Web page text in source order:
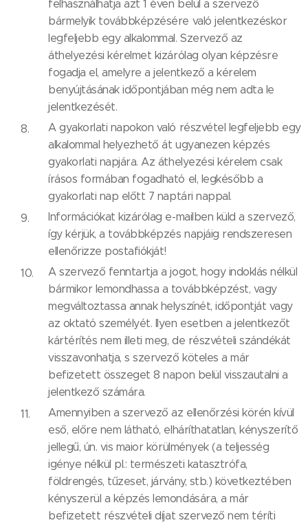
felhasználhatja azt 1 éven belül a szervező
bármelyik továbbképzésére való jelentkezéskor
legfeljebb egy alkalommal. Szervező az
áthelyezési kérelmet kizárólag olyan képzésre
fogadja el, amelyre a jelentkező a kérelem
benyújtásának időpontjában még nem adta le
jelentkezését.
A gyakorlati napokon való részvétel legfeljebb egy
alkalommal helyezhető át ugyanezen képzés
gyakorlati napjára. Az áthelyezési kérelem csak
írásos formában fogadható el, legkésőbb a
gyakorlati nap előtt 7 naptári nappal.
Információkat kizárólag e-mailben küld a szervező,
így kérjük, a továbbképzés napjáig rendszeresen
ellenőrizze postafiókját!
A szervező fenntartja a jogot, hogy indoklás nélkül
bármikor lemondhassa a továbbképzést, vagy
megváltoztassa annak helyszínét, időpontját vagy
az oktató személyét. Ilyen esetben a jelentkezőt
kártérítés nem illeti meg, de részvételi szándékát
visszavonhatja, s szervező köteles a már
befizetett összeget 8 napon belül visszautalni a
jelentkező számára.
Amennyiben a szervező az ellenőrzési körén kívül
eső, előre nem látható, elháríthatatlan, kényszerítő
jellegű, ún. vis maior körülmények (a teljesség
igénye nélkül pl.: természeti katasztrófa,
földrengés, tűzeset, járvány, stb.) következtében
kényszerül a képzés lemondására, a már
befizetett részvételi díjat szervező nem téríti